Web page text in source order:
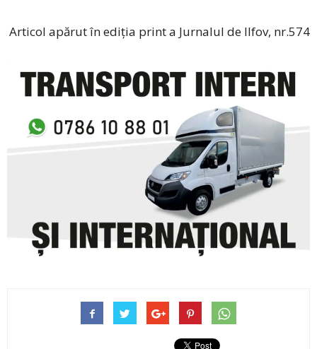
Articol apărut în ediția print a Jurnalul de Ilfov, nr.574